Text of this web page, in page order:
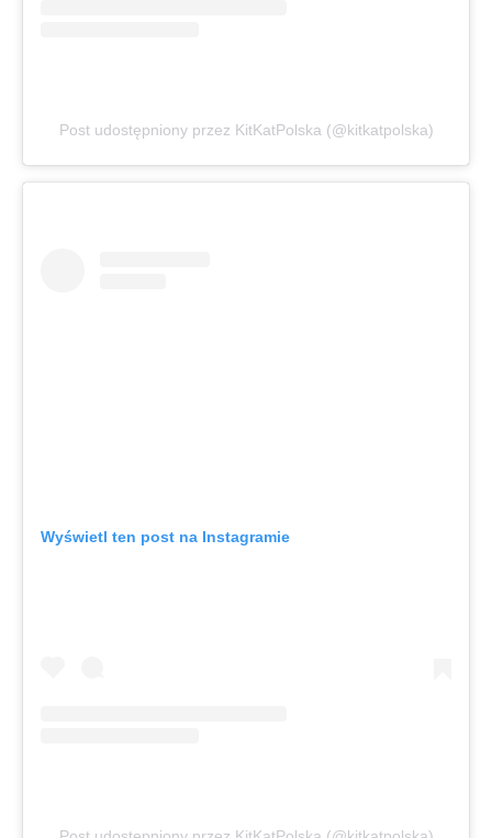
Post udostępniony przez KitKatPolska (@kitkatpolska)
Wyświetl ten post na Instagramie